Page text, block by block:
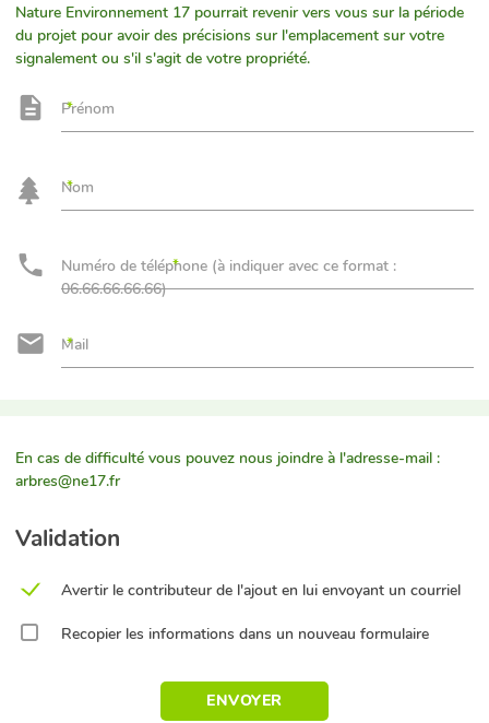
Nature Environnement 17 pourrait revenir vers vous sur la période
du projet pour avoir des précisions sur l'emplacement sur votre
signalement ou s'il s'agit de votre propriété.
Prénom
Nom
Numéro de téléphone (à indiquer avec ce format :
06.66.66.66.66)
Mail
En cas de difficulté vous pouvez nous joindre à l'adresse-mail :
arbres@ne17.fr
Validation
Avertir le contributeur de l'ajout en lui envoyant un courriel
Recopier les informations dans un nouveau formulaire
ENVOYER